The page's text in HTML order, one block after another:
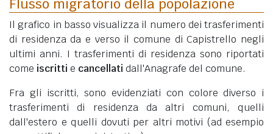
Flusso migratorio della popolazione
Il grafico in basso visualizza il numero dei trasferimenti
di residenza da e verso il comune di Capistrello negli
ultimi anni. I trasferimenti di residenza sono riportati
come iscritti e cancellati dall'Anagrafe del comune.
Fra gli iscritti, sono evidenziati con colore diverso i
trasferimenti di residenza da altri comuni, quelli
dall'estero e quelli dovuti per altri motivi (ad esempio